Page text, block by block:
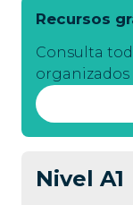
Recursos
Consulta
organizados
Nivel A1